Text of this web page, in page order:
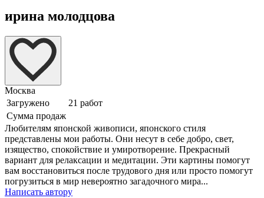
ирина молодцова
Москва
Загружено
21 работ
Сумма продаж
Любителям японской живописи, японского стиля
представлены мои работы. Они несут в себе добро, свет,
изящество, спокойствие и умиротворение. Прекрасный
вариант для релаксации и медитации. Эти картины помогут
вам восстановиться после трудового дня или просто помогут
погрузиться в мир невероятно загадочного мира...
Написать автору